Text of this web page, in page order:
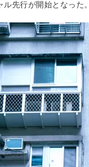
先行が開始となった。